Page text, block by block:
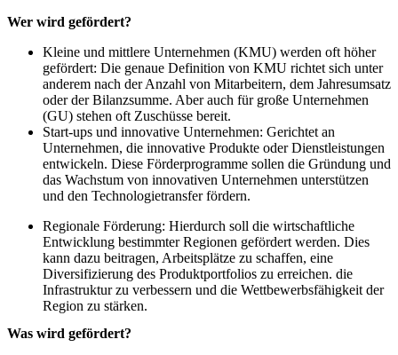
Wer wird gefördert?
Kleine und mittlere Unternehmen (KMU) werden oft höher
gefördert: Die genaue Definition von KMU richtet sich unter
anderem nach der Anzahl von Mitarbeitern, dem Jahresumsatz
oder der Bilanzsumme. Aber auch für große Unternehmen
(GU) stehen oft Zuschüsse bereit.
Start-ups und innovative Unternehmen: Gerichtet an
Unternehmen, die innovative Produkte oder Dienstleistungen
entwickeln. Diese Förderprogramme sollen die Gründung und
das Wachstum von innovativen Unternehmen unterstützen
und den Technologietransfer fördern.
Regionale Förderung: Hierdurch soll die wirtschaftliche
Entwicklung bestimmter Regionen gefördert werden. Dies
kann dazu beitragen, Arbeitsplätze zu schaffen, eine
Diversifizierung des Produktportfolios zu erreichen. die
Infrastruktur zu verbessern und die Wettbewerbsfähigkeit der
Region zu stärken.
Was wird gefördert?